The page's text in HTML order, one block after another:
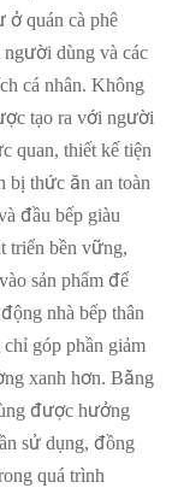
ở quán cà phê
dùng và các
cá nhân. Không
tạo ra với người
quan, thiết kế tiện
bị thức ăn an toàn
đầu bếp giàu
triển bền vững,
sản phẩm để
nhà bếp thân
góp phần giảm
xanh hơn. Bằng
được hưởng
sử dụng, đồng
quá trình